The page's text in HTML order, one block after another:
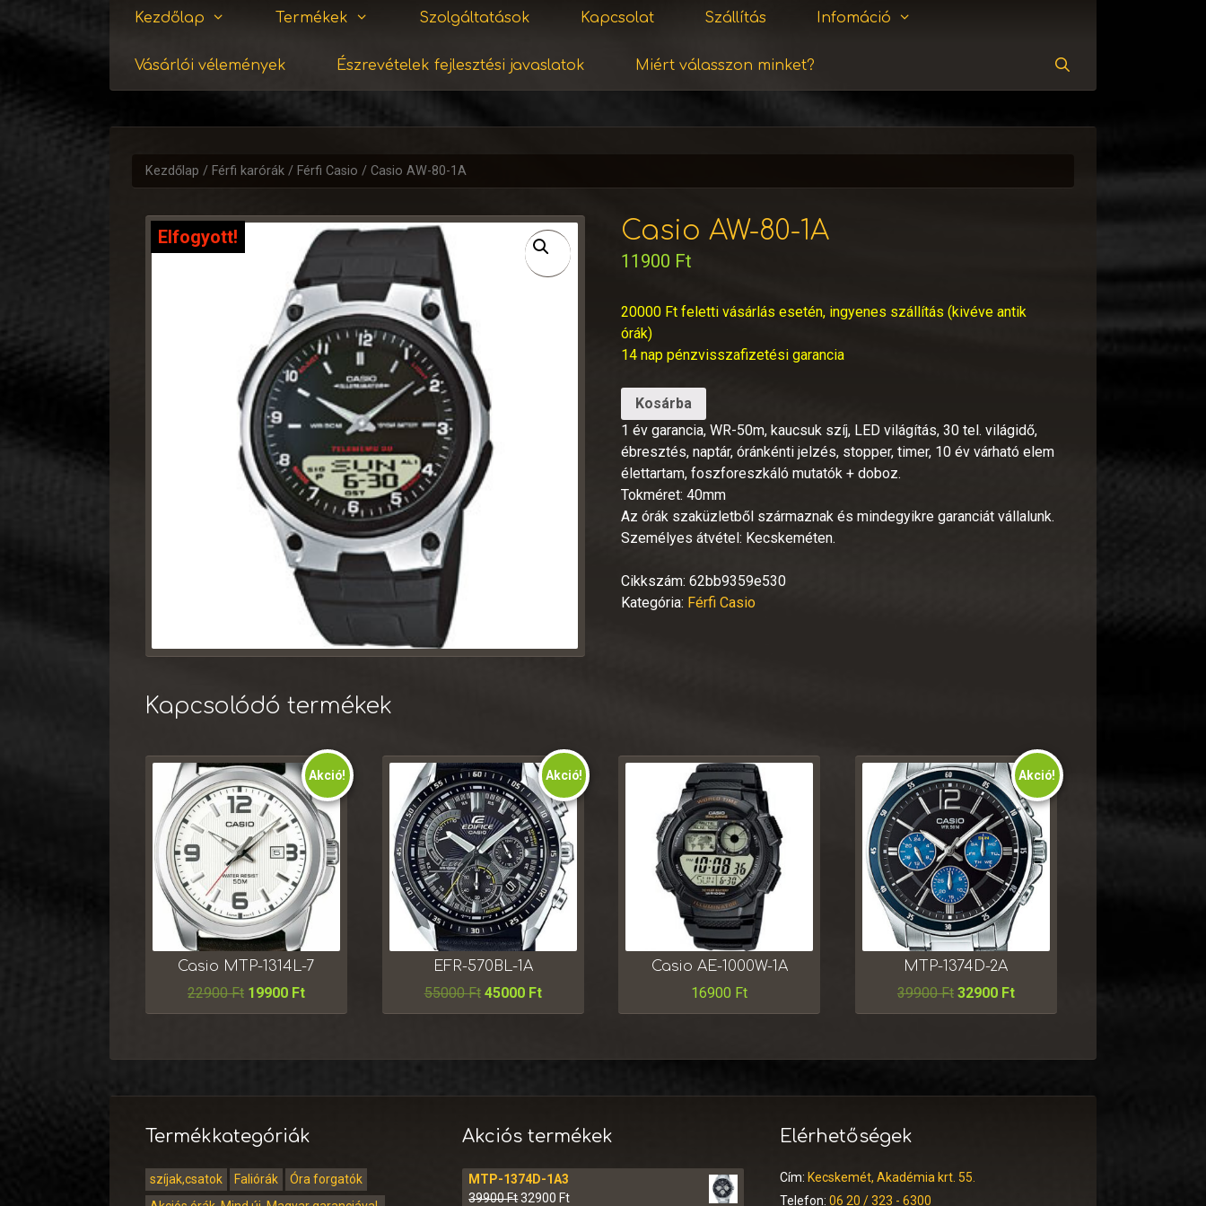
Kezdőlap Termékek Szolgáltatások Kapcsolat Szállítás Infomáció
Vásárlói vélemények Észrevételek fejlesztési javaslatok Miért válasszon minket?
Kezdőlap / Férfi karórák / Férfi Casio / Casio AW-80-1A
Elfogyott! Casio AW-80-1A
11900 Ft
20000 Ft feletti vásárlás esetén, ingyenes szállítás (kivéve antik
órák)
14 nap pénzvisszafizetési garancia
Kosárba
1 év garancia, WR-50m, kaucsuk szíj, LED világítás, 30 tel. világidő,
ébresztés, naptár, óránkénti jelzés, stopper, timer, 10 év várható elem
élettartam, foszforeszkáló mutatók + doboz.
Tokméret: 40mm
Az órák szaküzletből származnak és mindegyikre garanciát vállalunk.
Személyes átvétel: Kecskeméten.
Cikkszám:62bb9359e530
Kategória: Férfi Casio
Kapcsolódó termékek
Akció!
Casio MTP-1314L-7
22900Ft 19900 Ft
Akció!
EFR-570BL-1A
55000Ft 45000 Ft
Casio AE-1000W-1A
16900 Ft
Akció!
MTP-1374D-2A
39900Ft 32900 Ft
Termékkategóriák
szíjak,csatok Faliórák
Óra forgatók
Akciós termékek
MTP-1374D-1A3
39900Ft32900 Ft
Elérhetőségek
Cím: Kecskemét, Akadémia krt. 55.
Telefon: 06 20 / 323 - 6300